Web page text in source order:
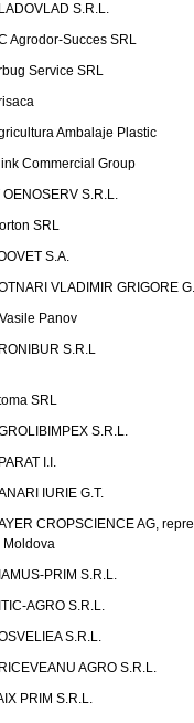
S.R.L.
Agrodor-Succes SRL
Service SRL
Ambalaje Plastic
Commercial Group
OENOSERV S.R.L.
SRL
S.A.
VLADIMIR GRIGORE
Panov
S.R.L
SRL
S.R.L.
I.I.
IURIE G.T.
CROPSCIENCE AG,
Moldova
PRIM S.R.L.
AGRO S.R.L.
S.R.L.
AGRO S.R.L.
PRIM S.R.L.